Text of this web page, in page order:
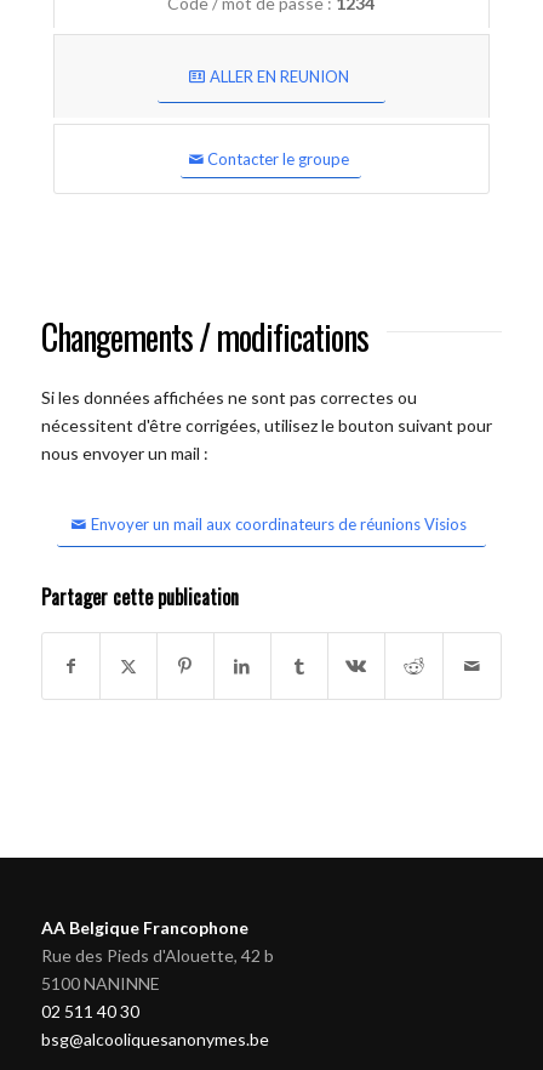
ALLER EN REUNION
Contacter le groupe
Changements / modifications
Si les données affichées ne sont pas correctes ou
nécessitent d'être corrigées, utilisez le bouton suivant pour
nous envoyer un mail :
Envoyer un mail aux coordinateurs de réunions Visios
Partager cette publication
AA Belgique Francophone
Rue des Pieds d'Alouette, 42 b
5100 NANINNE
02 511 40 30
bsg@alcooliquesanonymes.be